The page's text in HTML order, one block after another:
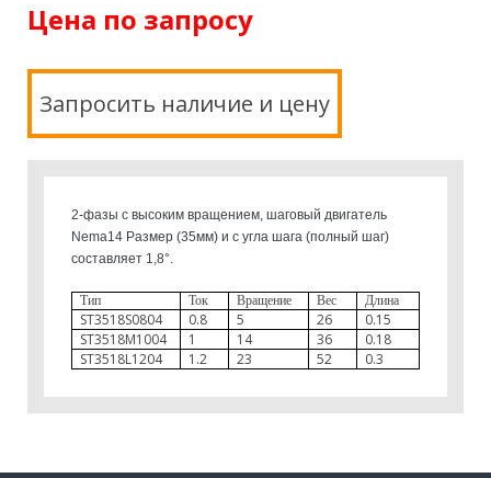
Цена по запросу
Запросить наличие и цену
2-фазы с высоким вращением, шаговый двигатель
Nema14 Размер (35мм) и с угла шага (полный шаг)
составляет 1,8°.
Тип Ток Вращение Вес Длина
ST3518S0804 0.8 5 26
0.15
ST3518M1004
1 14 36
0.18
ST3518L1204
1.2 23 52 0.3